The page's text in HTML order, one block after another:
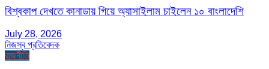
বিশ্বকাপ দেখতে কানাডায় গিয়ে অ্যাসাইলাম চাইলেন ১০ বাংলাদেশি
July 28, 2026
নিজস্ব প্রতিবেদক
রাজনীতি